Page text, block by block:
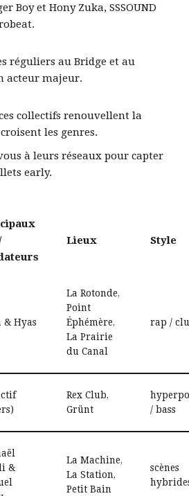
Boy et Hony Zuka, SSSOUND
réguliers au Bridge et au
acteur majeur.
collectifs renouvellent la
les genres.
à leurs réseaux pour capter
early.
Lieux Style
& Hyas
La Rotonde,
Point
Éphémère,
La Prairie
du Canal
rap /
Rex Club,
Grünt
/ bass
&
La Machine,
La Station,
Petit Bain
scènes